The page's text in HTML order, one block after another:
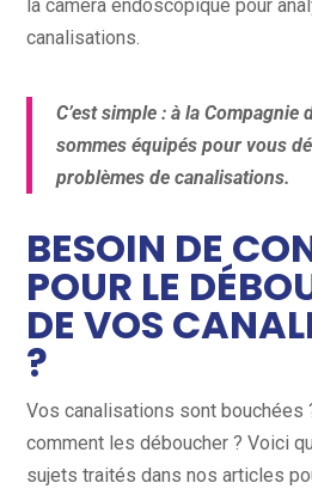
la caméra endoscopique pour
canalisations.
C’est simple : à la
sommes équipés pour vous
problèmes de canalisations.
BESOIN DE
POUR LE
DE VOS
?
Vos canalisations sont bouchées
comment les déboucher ? Voici
sujets traités dans nos articles